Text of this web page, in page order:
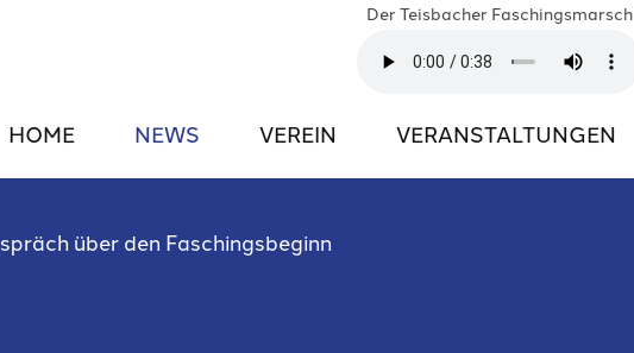
HOME NEWS VEREIN VERANSTALTUNGEN
Der Teisbacher Faschingsmarsch
über den Faschingsbeginn